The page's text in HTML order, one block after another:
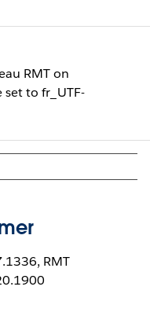
RMT on
set to fr_UTF-
RMT